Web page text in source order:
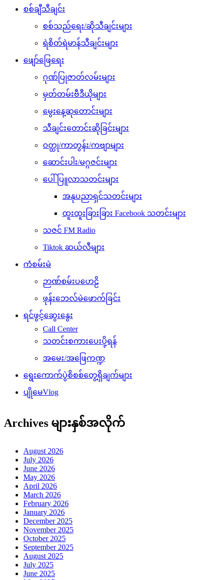
စစ်ချီသီချင်း
စစ်သည်ရေး/ဆိုသီချင်းများ
ရဲစိတ်ရဲမာန်သီချင်းများ
ဖျော်ဖြေရေး
ဂုဏ်ပြုဇာတ်လမ်းများ
မှတ်တမ်းဗီဒီယိုများ
မွေးနေ့ဆုတောင်းများ
သီချင်းတောင်းဆိုခြင်းများ
ဝတ္ထု/ကာတွန်း/ကဗျာများ
ဆောင်းပါး/မဂ္ဂဇင်းများ
ပေါ်ပြူလာသတင်းများ
အနုပညာရှင်သတင်းများ
ထူးထူးခြားခြား Facebook သတင်းများ
သဇင် FM Radio
Tiktok ဆယ်လီများ
ကံစမ်းမဲ
ဉာဏ်စမ်းပဟေဠိ
ဖုန်းဘေလ်မဲဖောက်ခြင်း
ရင်ဖွင့်ဆွေးနွေး
Call Center
သတင်းစကားပေးပို့ရန်
အမေး/အဖြေကဏ္ဍ
ရွေးကောက်ပွဲစိစစ်တွေ့ရှိချက်များ
ပျိုမေVlog
Archives များနှစ်အလိုက်
August 2026
July 2026
June 2026
May 2026
April 2026
March 2026
February 2026
January 2026
December 2025
November 2025
October 2025
September 2025
August 2025
July 2025
June 2025